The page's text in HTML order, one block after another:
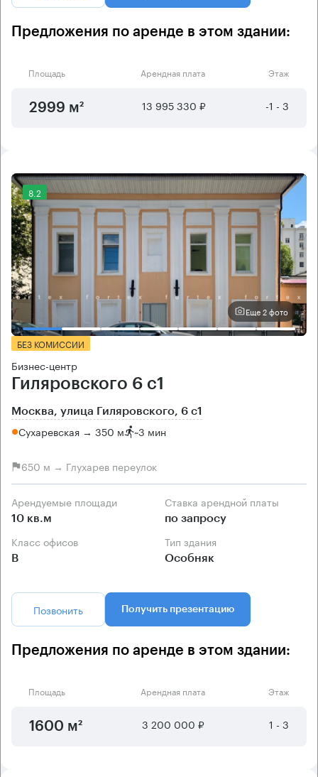
Предложения по аренде в этом здании:
Площадь Арендная плата Этаж
2999 м² 13 995 330 ₽ -1 - 3
8.2
Еще 2 фото
БЕЗ КОМИССИИ
Бизнес-центр
Гиляровского 6 с1
Москва, улица Гиляровского, 6 с1
Сухаревская → 350 м ~3 мин
650 м → Глухарев переулок
Арендуемые площади
10 кв.м
Ставка арендной платы
по запросу
Класс офисов
B
Тип здания
Особняк
Позвонить Получить презентацию
Предложения по аренде в этом здании:
Площадь Арендная плата Этаж
1600 м² 3 200 000 ₽ 1 - 3